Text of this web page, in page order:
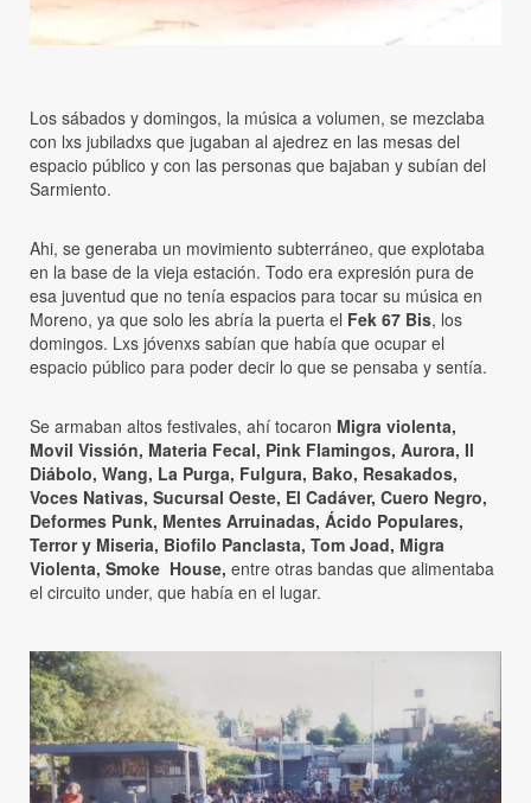
Los sábados y domingos, la música a volumen, se mezclaba
con lxs jubiladxs que jugaban al ajedrez en las mesas del
espacio público y con las personas que bajaban y subían del
Sarmiento.
Ahi, se generaba un movimiento subterráneo, que explotaba
en la base de la vieja estación. Todo era expresión pura de
esa juventud que no tenía espacios para tocar su música en
Moreno, ya que solo les abría la puerta el Fek 67 Bis, los
domingos. Lxs jóvenxs sabían que había que ocupar el
espacio público para poder decir lo que se pensaba y sentía.
Se armaban altos festivales, ahí tocaron Migra violenta,
Movil Vissión, Materia Fecal, Pink Flamingos, Aurora, Il
Diábolo, Wang, La Purga, Fulgura, Bako, Resakados,
Voces Nativas, Sucursal Oeste, El Cadáver, Cuero Negro,
Deformes Punk, Mentes Arruinadas, Ácido Populares,
Terror y Miseria, Biofilo Panclasta, Tom Joad, Migra
Violenta, Smoke House, entre otras bandas que alimentaba
el circuito under, que había en el lugar.